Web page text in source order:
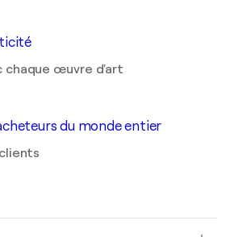
chaque œuvre d'art
du monde entier